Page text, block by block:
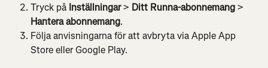
Tryck på Inställningar > Ditt Runna-abonnemang >
Hantera abonnemang.
Följa anvisningarna för att avbryta via Apple App
Store eller Google Play.